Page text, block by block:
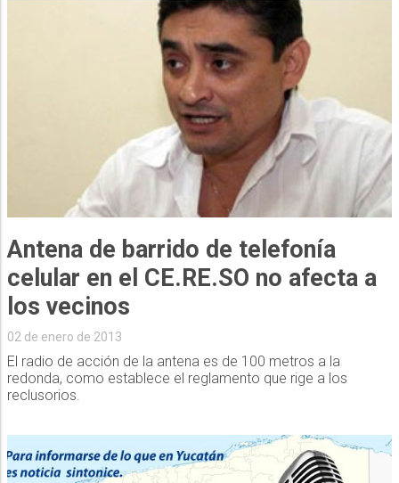
Antena de barrido de telefonía
celular en el CE.RE.SO no afecta a
los vecinos
02 de enero de 2013
El radio de acción de la antena es de 100 metros a la
redonda, como establece el reglamento que rige a los
reclusorios.